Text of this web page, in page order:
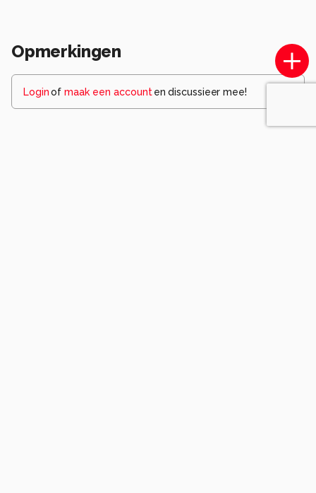
Opmerkingen
Loginof maak een account en discussieer mee!